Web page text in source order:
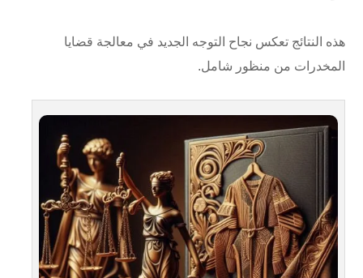
هذه النتائج تعكس نجاح التوجه الجديد في معالجة قضايا
المخدرات من منظور شامل.